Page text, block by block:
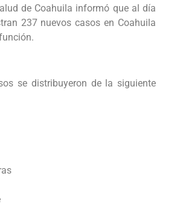
de Coahuila informó que al día
237 nuevos casos en Coahuila
se distribuyeron de la siguiente